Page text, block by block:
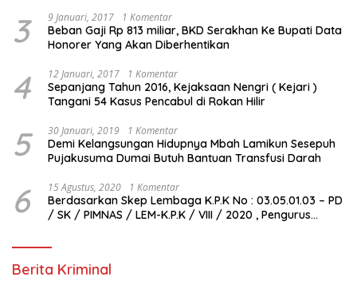
3 9 Januari, 2017 1 Komentar
Beban Gaji Rp 813 miliar, BKD Serakhan Ke Bupati Data
Honorer Yang Akan Diberhentikan
4 12 Januari, 2017 1 Komentar
Sepanjang Tahun 2016, Kejaksaan Nengri ( Kejari )
Tangani 54 Kasus Pencabul di Rokan Hilir
5 30 Januari, 2019 1 Komentar
Demi Kelangsungan Hidupnya Mbah Lamikun Sesepuh
Pujakusuma Dumai Butuh Bantuan Transfusi Darah
6 15 Agustus, 2020 1 Komentar
Berdasarkan Skep Lembaga K.P.K No : 03.05.01.03 – PD
/ SK / PIMNAS / LEM-K.P.K / VIII / 2020 , Pengurus
Berita Kriminal